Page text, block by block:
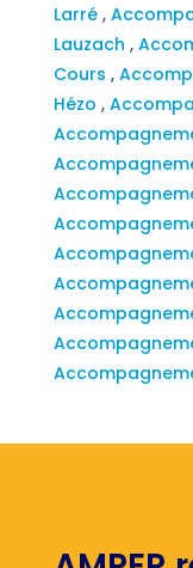
Larré ,
Lauzach ,
Cours ,
Hézo ,